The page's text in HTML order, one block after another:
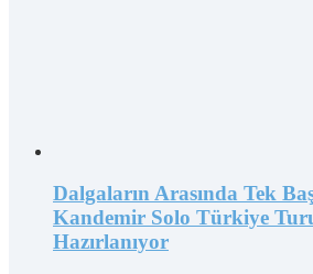
Dalgaların Arasında Tek
Kandemir Solo Türkiye
Hazırlanıyor